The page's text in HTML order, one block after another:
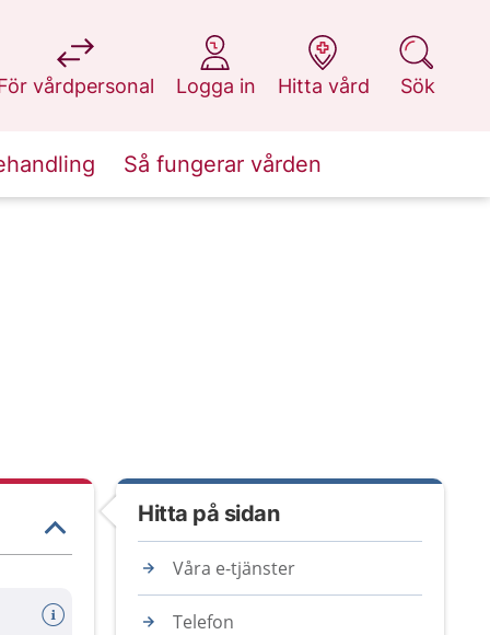
vårdpersonal
på 1177.se
Logga in
på 1177.se
Hitta vård
på 1177.se
Sök
på 1177.se
Så fungerar vården
Hitta på sidan
Våra e-tjänster
Telefon